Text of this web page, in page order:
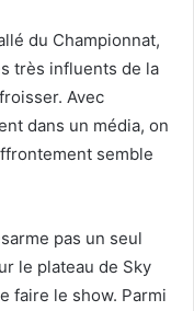
du Championnat,
très influents de la
Avec
dans un média, on
semble
pas un seul
le plateau de Sky
faire le show. Parmi